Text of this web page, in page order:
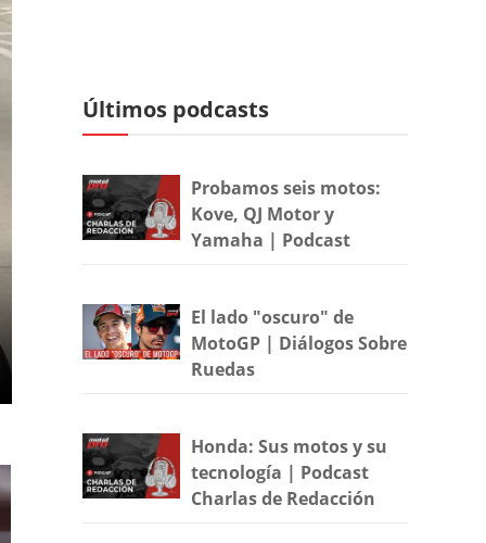
Últimos podcasts
Probamos seis motos:
Kove, QJ Motor y
Yamaha | Podcast
El lado "oscuro" de
MotoGP | Diálogos Sobre
Ruedas
Honda: Sus motos y su
tecnología | Podcast
Charlas de Redacción